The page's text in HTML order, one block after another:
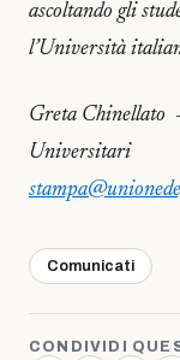
ascoltando gli
l’Università
Greta Chinellato
Universitari
Comunicati
CONDIVIDI